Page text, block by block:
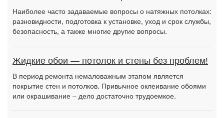
Наиболее часто задаваемые вопросы о натяжных потолках:
разновидности, подготовка к установке, уход и срок службы,
безопасность, а также многие другие вопросы.
Жидкие обои — потолок и стены без проблем!
В период ремонта немаловажным этапом является
покрытие стен и потолков. Привычное оклеивание обоями
или окрашивание – дело достаточно трудоемкое.